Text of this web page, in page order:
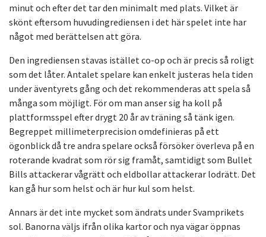
minut och efter det tar den minimalt med plats. Vilket är
skönt eftersom huvudingrediensen i det här spelet inte har
något med berättelsen att göra.
Den ingrediensen stavas istället co-op och är precis så roligt
som det låter. Antalet spelare kan enkelt justeras hela tiden
under äventyrets gång och det rekommenderas att spela så
många som möjligt. För om man anser sig ha koll på
plattformsspel efter drygt 20 år av träning så tänk igen.
Begreppet millimeterprecision omdefinieras på ett
ögonblick då tre andra spelare också försöker överleva på en
roterande kvadrat som rör sig framåt, samtidigt som Bullet
Bills attackerar vågrätt och eldbollar attackerar lodrätt. Det
kan gå hur som helst och är hur kul som helst.
Annars är det inte mycket som ändrats under Svamprikets
sol. Banorna väljs ifrån olika kartor och nya vägar öppnas